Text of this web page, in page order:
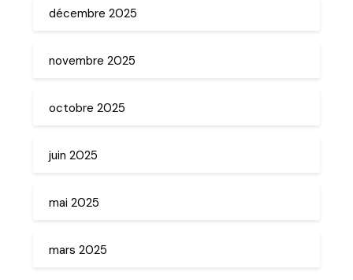
décembre 2025
novembre 2025
octobre 2025
juin 2025
mai 2025
mars 2025